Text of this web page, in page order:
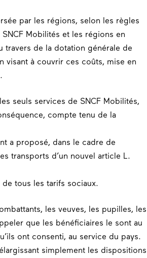
par les régions, selon les règles
Mobilités et les régions en
travers de la dotation générale de
visant à couvrir ces coûts, mise en
seuls services de SNCF Mobilités,
compte tenu de la
a proposé, dans le cadre de
transports d’un nouvel article L.
tous les tarifs sociaux.
les veuves, les pupilles, les
que les bénéficiaires le sont au
ont consenti, au service du pays.
simplement les dispositions